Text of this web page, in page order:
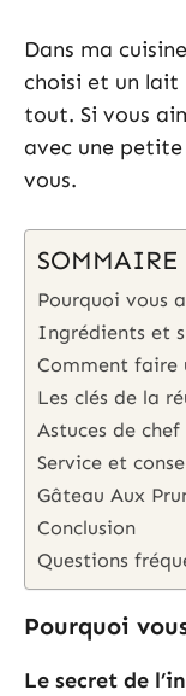
Dans ma
choisi et un
tout. Si vous
avec une
vous.
SOMMAIRE
Pourquoi vous
Ingrédients et
Comment faire
Les clés de la
Astuces de
Service et
Gâteau Aux
Conclusion
Questions
Pourquoi
Le secret de